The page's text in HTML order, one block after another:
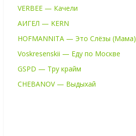
VERBEE — Качели
АИГЕЛ — KERN
HOFMANNITA — Это Слёзы (Мама)
Voskresenskii — Еду по Москве
GSPD — Тру крайм
CHEBANOV — Выдыхай